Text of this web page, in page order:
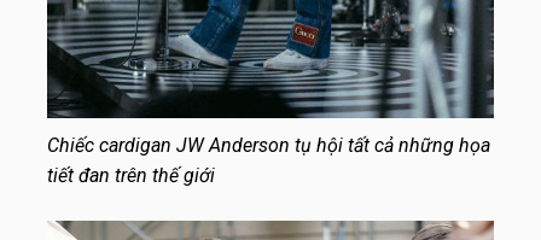
Chiếc cardigan JW Anderson tụ hội tất cả những họa
tiết đan trên thế giới